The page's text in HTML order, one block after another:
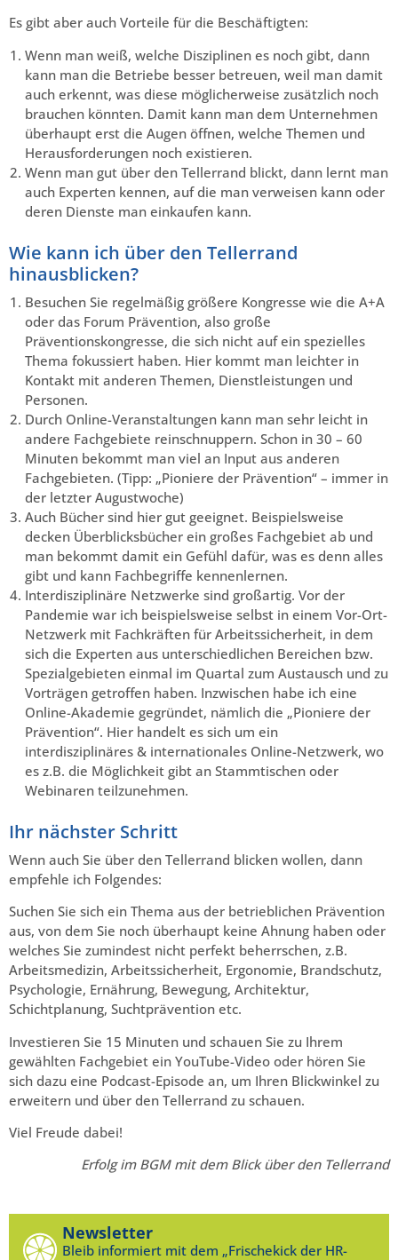
Es gibt aber auch Vorteile für die Beschäftigten:
Wenn man weiß, welche Disziplinen es noch gibt, dann
kann man die Betriebe besser betreuen, weil man damit
auch erkennt, was diese möglicherweise zusätzlich noch
brauchen könnten. Damit kann man dem Unternehmen
überhaupt erst die Augen öffnen, welche Themen und
Herausforderungen noch existieren.
Wenn man gut über den Tellerrand blickt, dann lernt man
auch Experten kennen, auf die man verweisen kann oder
deren Dienste man einkaufen kann.
Wie kann ich über den Tellerrand
hinausblicken?
Besuchen Sie regelmäßig größere Kongresse wie die A+A
oder das Forum Prävention, also große
Präventionskongresse, die sich nicht auf ein spezielles
Thema fokussiert haben. Hier kommt man leichter in
Kontakt mit anderen Themen, Dienstleistungen und
Personen.
Durch Online-Veranstaltungen kann man sehr leicht in
andere Fachgebiete reinschnuppern. Schon in 30 – 60
Minuten bekommt man viel an Input aus anderen
Fachgebieten. (Tipp: „Pioniere der Prävention“ – immer in
der letzter Augustwoche)
Auch Bücher sind hier gut geeignet. Beispielsweise
decken Überblicksbücher ein großes Fachgebiet ab und
man bekommt damit ein Gefühl dafür, was es denn alles
gibt und kann Fachbegriffe kennenlernen.
Interdisziplinäre Netzwerke sind großartig. Vor der
Pandemie war ich beispielsweise selbst in einem Vor-Ort-
Netzwerk mit Fachkräften für Arbeitssicherheit, in dem
sich die Experten aus unterschiedlichen Bereichen bzw.
Spezialgebieten einmal im Quartal zum Austausch und zu
Vorträgen getroffen haben. Inzwischen habe ich eine
Online-Akademie gegründet, nämlich die „Pioniere der
Prävention“. Hier handelt es sich um ein
interdisziplinäres & internationales Online-Netzwerk, wo
es z.B. die Möglichkeit gibt an Stammtischen oder
Webinaren teilzunehmen.
Ihr nächster Schritt
Wenn auch Sie über den Tellerrand blicken wollen, dann
empfehle ich Folgendes:
Suchen Sie sich ein Thema aus der betrieblichen Prävention
aus, von dem Sie noch überhaupt keine Ahnung haben oder
welches Sie zumindest nicht perfekt beherrschen, z.B.
Arbeitsmedizin, Arbeitssicherheit, Ergonomie, Brandschutz,
Psychologie, Ernährung, Bewegung, Architektur,
Schichtplanung, Suchtprävention etc.
Investieren Sie 15 Minuten und schauen Sie zu Ihrem
gewählten Fachgebiet ein YouTube-Video oder hören Sie
sich dazu eine Podcast-Episode an, um Ihren Blickwinkel zu
erweitern und über den Tellerrand zu schauen.
Viel Freude dabei!
Erfolg im BGM mit dem Blick über den Tellerrand
Newsletter
Bleib informiert mit dem „Frischekick der HR-